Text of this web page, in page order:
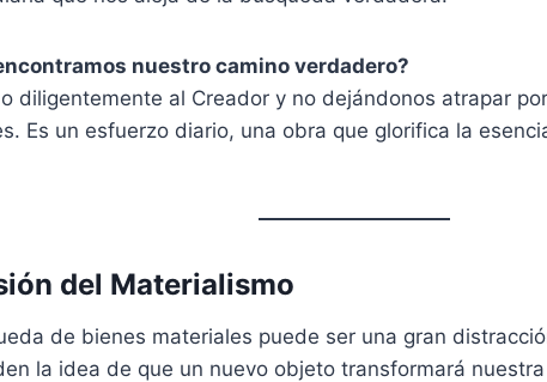
nuestro camino verdadero?
diligentemente al Creador y no dejándonos atrapar
Es un esfuerzo diario, una obra que glorifica la
del Materialismo
de bienes materiales puede ser una gran
la idea de que un nuevo objeto transformará